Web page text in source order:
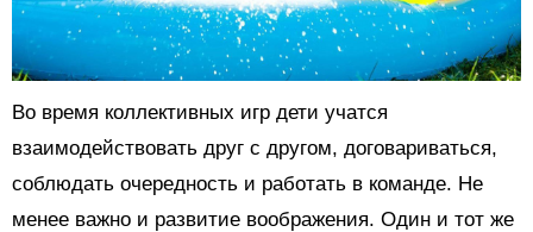
Во время коллективных игр дети учатся
взаимодействовать друг с другом, договариваться,
соблюдать очередность и работать в команде. Не
менее важно и развитие воображения. Один и тот же